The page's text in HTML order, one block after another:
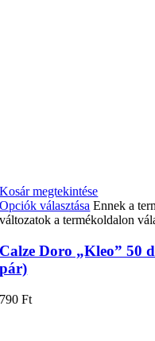
Kosár megtekintése
Opciók választása Ennek a
változatok a termékoldalon
Calze Doro „Kleo” 50
pár)
790Ft